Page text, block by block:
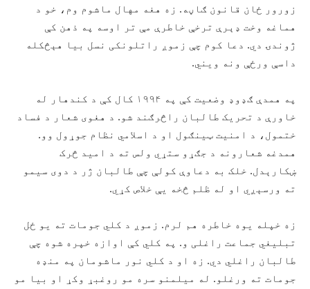
زورور ځان قانون ګاڼه. زه هغه مهال ماشوم وم، خو د
هماغه وخت ډېرې ترخې خاطرې مې تر اوسه په ذهن کې
ژوندۍ دي. دعا کوم چې زموږ راتلونکی نسل بیا هېڅکله
داسې ورځې ونه ویني.
په همدې ګډوډ وضعیت کې په ۱۹۹۴ کال کې د کندهار له
خاورې د تحریک طالبان راڅرګند شو. د هغوی شعار د فساد
ختمول، د امنیت ټینګول او د اسلامي نظام جوړول وو.
همدغه شعارونه د جګړو ستړي ولس ته د امید څرک
ښکارېدل. خلک به دعاوې کولې چې طالبان ژر د دوی سیمو
ته ورسېږي او له ظلم څخه یې خلاص کړي.
زه خپله یوه خاطره هم لرم. زموږ د کلي جومات ته یو ځل
تبلیغي جماعت راغلی و. په کلي کې اوازه خپره شوه چې
طالبان راغلي دي. زه او د کلي نور ماشومان په منډه
جومات ته ورغلو. له میلمنو سره مو روغبړ وکړ او بیا مو